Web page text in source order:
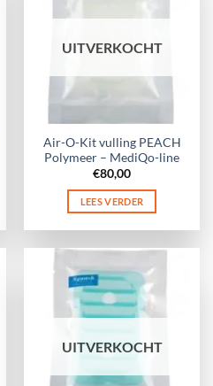
UITVERKOCHT
Air-O-Kit vulling PEACH
Polymeer – MediQo-line
€80,00
LEES VERDER
UITVERKOCHT